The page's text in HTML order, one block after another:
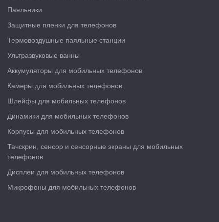
Паяльники
Защитные пленки для телефонов
Термовоздушные паяльные станции
Ультразвуковые ванны
Аккумуляторы для мобильных телефонов
Камеры для мобильных телефонов
Шлейфы для мобильных телефонов
Динамики для мобильных телефонов
Корпусы для мобильных телефонов
Тачскрин, сенсор и сенсорные экраны для мобильных
телефонов
Дисплеи для мобильных телефонов
Микрофоны для мобильных телефонов